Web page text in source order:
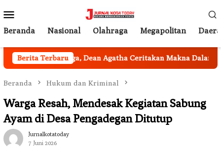
ke
kontenMobile
Beranda Nasional Olahraga Megapolitan
Berita Terbaru
Tak Terduga, Dean Agatha Ceritakan Makna Dalam di
Beranda Hukum dan Kriminal
Warga Resah, Mendesak Kegiatan Sabung
Ayam di Desa Pengadegan Ditutup
Jurnalkotatoday
7 Juni 2026